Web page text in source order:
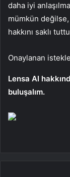
daha iyi
mümkün
hakkını saklı
Onaylanan
Lensa AI
buluşalım.